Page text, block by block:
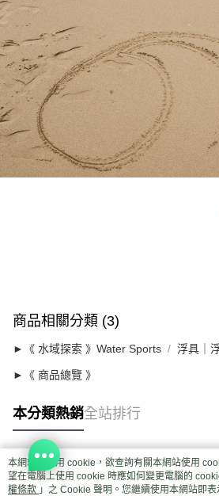
商品相關分類 (3)
►《 水域探索 》Water Sports 浮具｜
►《 商品總覽 》
本分類熱銷全站排行
熱門標籤
本網站中使用 cookie，欲查詢有關本網站使用
望在電腦上使用 cookie 時應如何變更電腦的
權條款 」之 Cookie 聲明。您繼續使用本網站即